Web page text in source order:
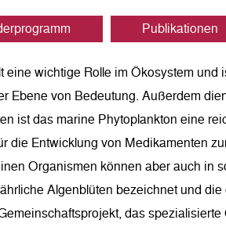
Publikationen
eine wichtige Rolle im Ökosystem
Ebene von Bedeutung. Außerdem
ist das marine Phytoplankton eine
die Entwicklung von Medikamenten
Organismen können aber auch in
Algenblüten bezeichnet und
das